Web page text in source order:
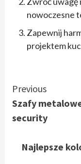
nowoczesne
Zapewnij
projektem
Continue
Reading
Previous
Szafy
security
Najlepsze